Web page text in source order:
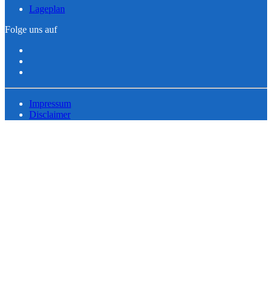
Lageplan
Folge uns auf
Impressum
Disclaimer